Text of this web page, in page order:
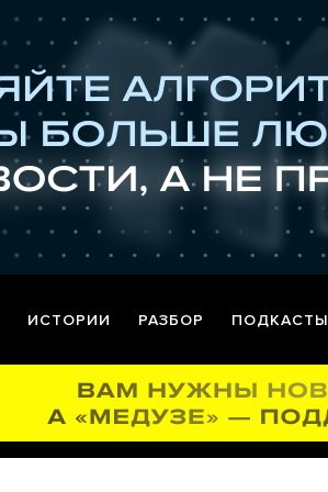
ИСТОРИИ РАЗБОР ПОДКАСТЫ